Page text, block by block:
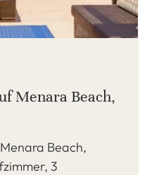
Menara Beach,
Beach,
3